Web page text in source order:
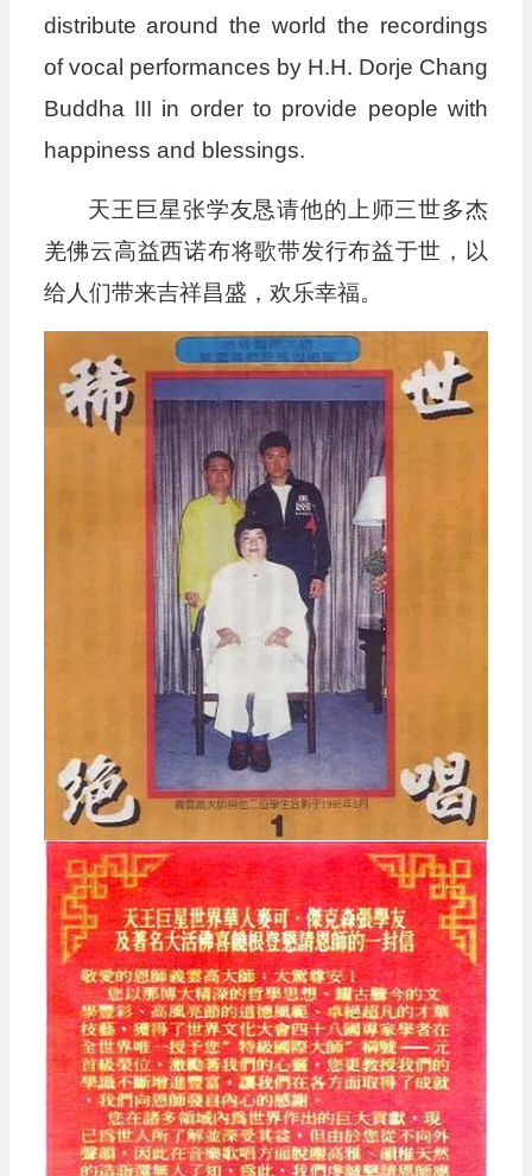
distribute around the world the recordings
of vocal performances by H.H. Dorje Chang
Buddha III in order to provide people with
happiness and blessings.
天王巨星张学友恳请他的上师三世多杰
羌佛云高益西诺布将歌带发行布益于世，以
给人们带来吉祥昌盛，欢乐幸福。